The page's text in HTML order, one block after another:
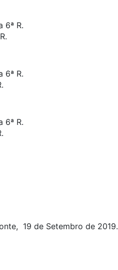
6ª R.
6ª R.
6ª R.
19 de Setembro de 2019.